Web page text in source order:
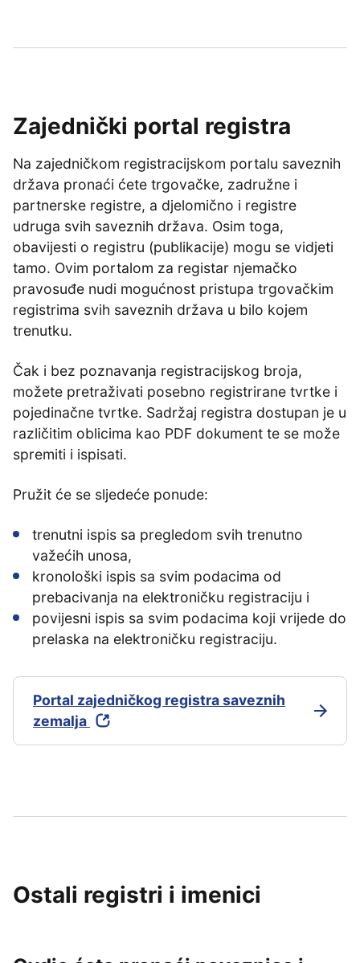
Zajednički portal registra
Na zajedničkom registracijskom portalu saveznih
država pronaći ćete trgovačke, zadružne i
partnerske registre, a djelomično i registre
udruga svih saveznih država. Osim toga,
obavijesti o registru (publikacije) mogu se vidjeti
tamo. Ovim portalom za registar njemačko
pravosuđe nudi mogućnost pristupa trgovačkim
registrima svih saveznih država u bilo kojem
trenutku.
Čak i bez poznavanja registracijskog broja,
možete pretraživati posebno registrirane tvrtke i
pojedinačne tvrtke. Sadržaj registra dostupan je u
različitim oblicima kao PDF dokument te se može
spremiti i ispisati.
Pružit će se sljedeće ponude:
trenutni ispis sa pregledom svih trenutno
važećih unosa,
kronološki ispis sa svim podacima od
prebacivanja na elektroničku registraciju i
povijesni ispis sa svim podacima koji vrijede do
prelaska na elektroničku registraciju.
Portal zajedničkog registra saveznih
zemalja
Ostali registri i imenici